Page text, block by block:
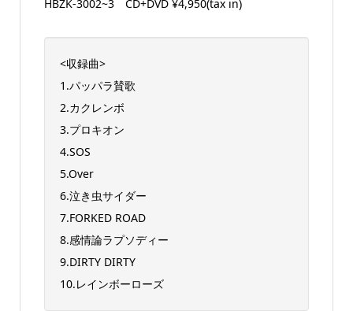
HBZK-3002~3 CD+DVD ¥4,950(tax in)
<収録曲>
1.パッパラ賛歌
2.カクレンボ
3.プロキオン
4.SOS
5.Over
6.泣き虫サイダー
7.FORKED ROAD
8.感情論ラプソディー
9.DIRTY DIRTY
10.レインボーローズ